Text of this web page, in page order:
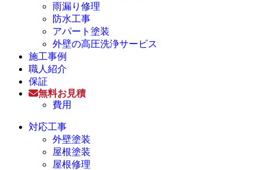
雨漏り修理
防水工事
アパート塗装
外壁の高圧洗浄サービス
施工事例
職人紹介
保証
無料お見積
費用
対応工事
外壁塗装
屋根塗装
屋根修理